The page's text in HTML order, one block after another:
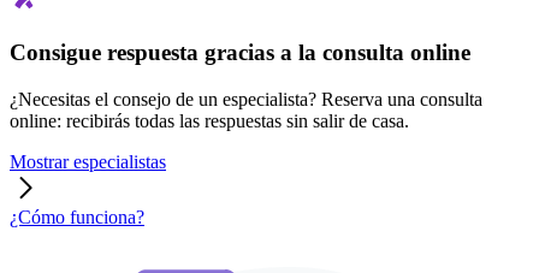
Consigue respuesta gracias a la consulta online
¿Necesitas el consejo de un especialista? Reserva una consulta
online: recibirás todas las respuestas sin salir de casa.
Mostrar especialistas
¿Cómo funciona?